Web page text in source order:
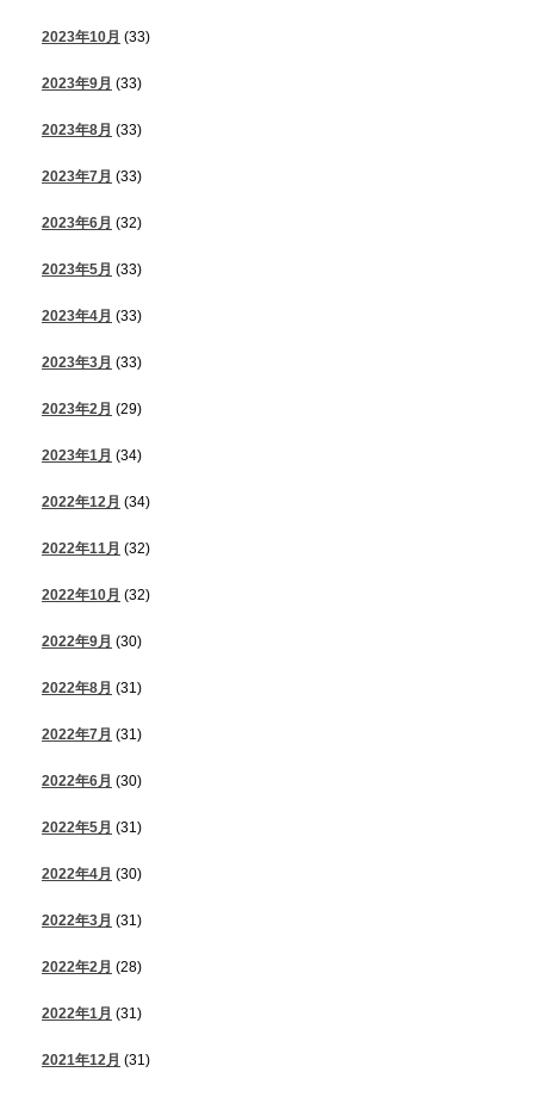
2023年10月 (33)
2023年9月 (33)
2023年8月 (33)
2023年7月 (33)
2023年6月 (32)
2023年5月 (33)
2023年4月 (33)
2023年3月 (33)
2023年2月 (29)
2023年1月 (34)
2022年12月 (34)
2022年11月 (32)
2022年10月 (32)
2022年9月 (30)
2022年8月 (31)
2022年7月 (31)
2022年6月 (30)
2022年5月 (31)
2022年4月 (30)
2022年3月 (31)
2022年2月 (28)
2022年1月 (31)
2021年12月 (31)